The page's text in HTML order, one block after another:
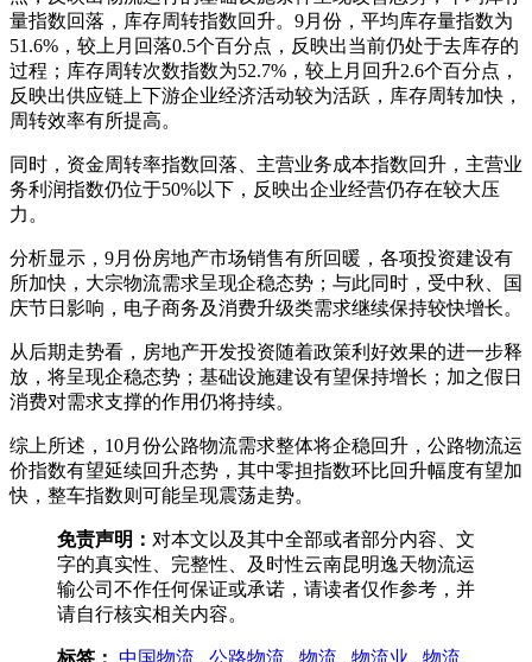
量指数回落，库存周转指数回升。9月份，平均库存量指数为
51.6%，较上月回落0.5个百分点，反映出当前仍处于去库存的
过程；库存周转次数指数为52.7%，较上月回升2.6个百分点，
反映出供应链上下游企业经济活动较为活跃，库存周转加快，
周转效率有所提高。
同时，资金周转率指数回落、主营业务成本指数回升，主营业
务利润指数仍位于50%以下，反映出企业经营仍存在较大压
力。
分析显示，9月份房地产市场销售有所回暖，各项投资建设有
所加快，大宗物流需求呈现企稳态势；与此同时，受中秋、国
庆节日影响，电子商务及消费升级类需求继续保持较快增长。
从后期走势看，房地产开发投资随着政策利好效果的进一步释
放，将呈现企稳态势；基础设施建设有望保持增长；加之假日
消费对需求支撑的作用仍将持续。
综上所述，10月份公路物流需求整体将企稳回升，公路物流运
价指数有望延续回升态势，其中零担指数环比回升幅度有望加
快，整车指数则可能呈现震荡走势。
免责声明： 对本文以及其中全部或者部分内容、文
字的真实性、完整性、及时性云南昆明逸天物流运
输公司不作任何保证或承诺，请读者仅作参考，并
请自行核实相关内容。
标签： 中国物流 , 公路物流 , 物流 , 物流业 , 物流